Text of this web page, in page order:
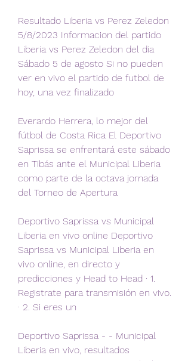
Resultado Liberia vs Perez Zeledon
5/8/2023 Informacion del partido
Liberia vs Perez Zeledon del dia
Sábado 5 de agosto Si no pueden
ver en vivo el partido de futbol de
hoy, una vez finalizado
Everardo Herrera, lo mejor del
fútbol de Costa Rica El Deportivo
Saprissa se enfrentará este sábado
en Tibás ante el Municipal Liberia
como parte de la octava jornada
del Torneo de Apertura
Deportivo Saprissa vs Municipal
Liberia en vivo online Deportivo
Saprissa vs Municipal Liberia en
vivo online, en directo y
predicciones y Head to Head · 1.
Registrate para transmisión en vivo.
· 2. Si eres un
Deportivo Saprissa - - Municipal
Liberia en vivo, resultados